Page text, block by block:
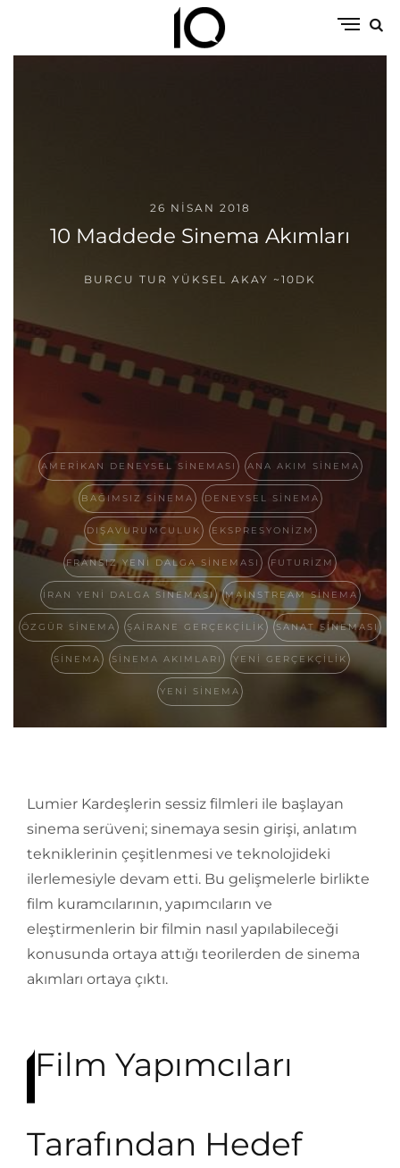
26 NISAN 2018
10 Maddede Sinema Akımları
BURCU TUR YÜKSEL AKAY ~10DK
AMERIKAN DENEYSEL SINEMASI ANA AKIM SINEMA
BAĞIMSIZ SINEMA DENEYSEL SINEMA
DIŞAVURUMCULUK EKSPRESYONIZM
FRANSIZ YENI DALGA SINEMASI FUTURIZM
IRAN YENI DALGA SINEMASI MAINSTREAM SINEMA
ÖZGÜR SINEMA ŞAIRANE GERÇEKÇILIK SANAT SINEMASI
SINEMA SINEMA AKIMLARI YENI GERÇEKÇILIK
YENI SINEMA
Lumier Kardeşlerin sessiz filmleri ile başlayan
sinema serüveni; sinemaya sesin girişi, anlatım
tekniklerinin çeşitlenmesi ve teknolojideki
ilerlemesiyle devam etti. Bu gelişmelerle birlikte
film kuramcılarının, yapımcıların ve
eleştirmenlerin bir filmin nasıl yapılabileceği
konusunda ortaya attığı teorilerden de sinema
akımları ortaya çıktı.
Film Yapımcıları
Tarafından Hedef